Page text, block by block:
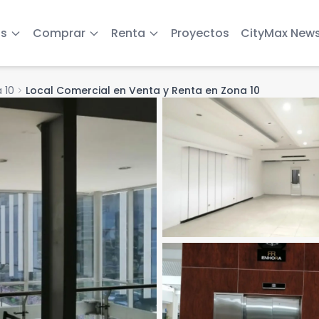
Comprar Renta Proyectos CityMax
10 chevron_right Local Comercial en Venta y Renta en Zona 10